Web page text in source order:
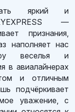
яркий и
—
признания,
наполняет нас
веселья и
в авиалайнерах
и отличным
подчёркивает
уважение, с